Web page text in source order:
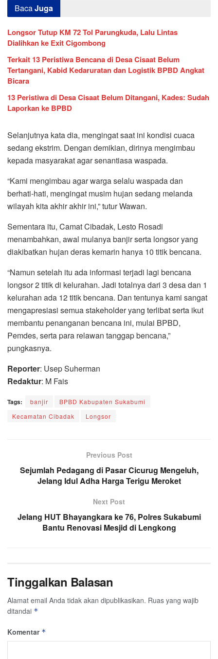
BacaJuga
Longsor Tutup KM 72 Tol Parungkuda, Lalu Lintas
Dialihkan ke Exit Cigombong
Terkait 13 Peristiwa Bencana di Desa Cisaat Belum
Tertangani, Kabid Kedaruratan dan Logistik BPBD Angkat
Bicara
13 Peristiwa di Desa Cisaat Belum Ditangani, Kades: Sudah
Laporkan ke BPBD
Selanjutnya kata dia, mengingat saat ini kondisi cuaca
sedang ekstrim. Dengan demikian, dirinya mengimbau
kepada masyarakat agar senantiasa waspada.
“Kami mengimbau agar warga selalu waspada dan
berhati-hati, mengingat musim hujan sedang melanda
wilayah kita akhir akhir ini,” tutur Wawan.
Sementara itu, Camat Cibadak, Lesto Rosadi
menambahkan, awal mulanya banjir serta longsor yang
diakibatkan hujan deras kemarin hanya 10 titik bencana.
“Namun setelah itu ada informasi terjadi lagi bencana
longsor 2 titik di kelurahan. Jadi totalnya dari 3 desa dan 1
kelurahan ada 12 titik bencana. Dan tentunya kami sangat
mengapresiasi semua stakeholder yang terlibat serta ikut
membantu penanganan bencana ini, mulai BPBD,
Pemdes, serta para relawan tanggap bencana,”
pungkasnya.
Reporter: Usep Suherman
Redaktur: M Fais
Tags: banjir
BPBD Kabupaten Sukabumi
Kecamatan Cibadak
Longsor
Previous Post
Sejumlah Pedagang di Pasar Cicurug Mengeluh,
Jelang Idul Adha Harga Terigu Meroket
Next Post
Jelang HUT Bhayangkara ke 76, Polres Sukabumi
Bantu Renovasi Mesjid di Lengkong
Tinggalkan Balasan
Alamat email Anda tidak akan dipublikasikan. Ruas yang wajib
ditandai *
Komentar *